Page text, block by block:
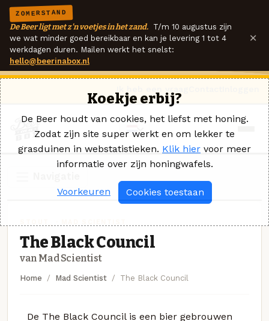
ZOMERSTAND
De Beer ligt met z'n voetjes in het zand. T/m 10 augustus zijn
we wat minder goed bereikbaar en kan je levering 1 tot 4
werkdagen duren. Mailen werkt het snelst:
hello@beerinabox.nl
×
The Black Council
van Mad Scientist
Home Mad Scientist The Black Council
De The Black Council is een bier gebrouwen
Koekje erbij?
De Beer houdt van cookies, het liefst met honing.
Zodat zijn site super werkt en om lekker te
grasduinen in webstatistieken. Klik hier voor meer
informatie over zijn honingwafels.
Voorkeuren Cookies toestaan